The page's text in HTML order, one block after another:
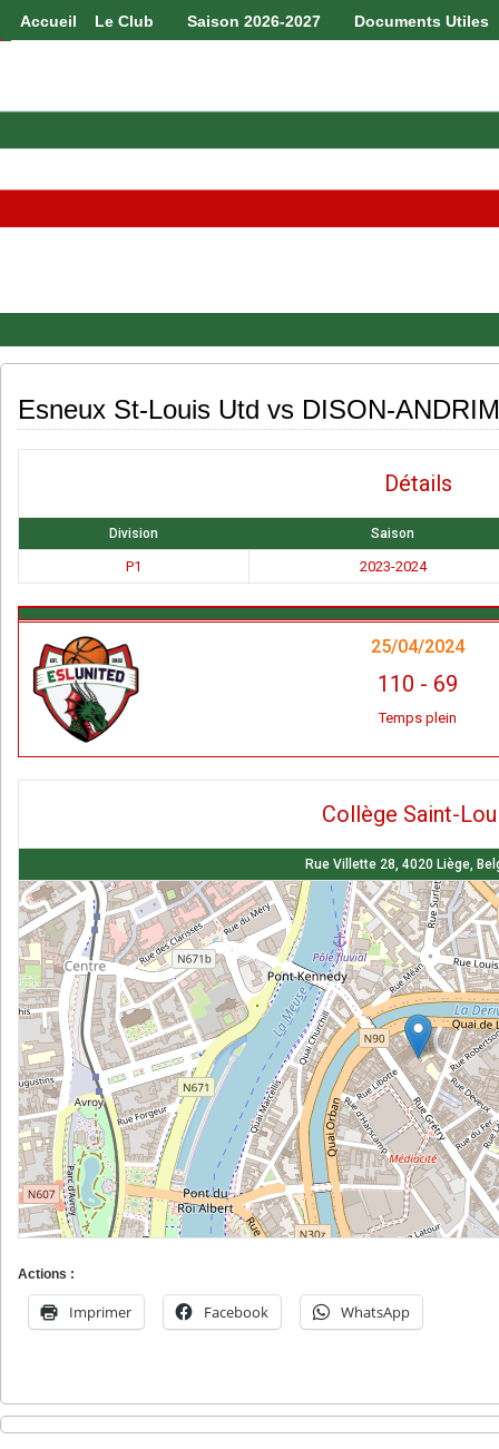
Accueil Le Club Saison 2026-2027 Documents Utiles
Esneux St-Louis Utd vs DISON-
Détails
Division Saison
P1 2023-2024
25/04/2024
110 - 69
Temps plein
Collège Saint-
Rue Villette 28, 4020 Liège,
Actions :
Imprimer Facebook WhatsApp